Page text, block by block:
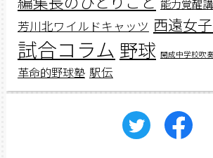
能力覚醒
芳川北ワイルドキャッツ 西遠女
試合コラム 野球 開成中学校吹
革命的野球塾 駅伝